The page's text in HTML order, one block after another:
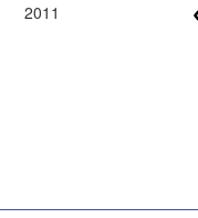
2011